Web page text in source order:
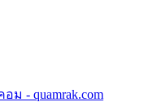
ม - quamrak.com